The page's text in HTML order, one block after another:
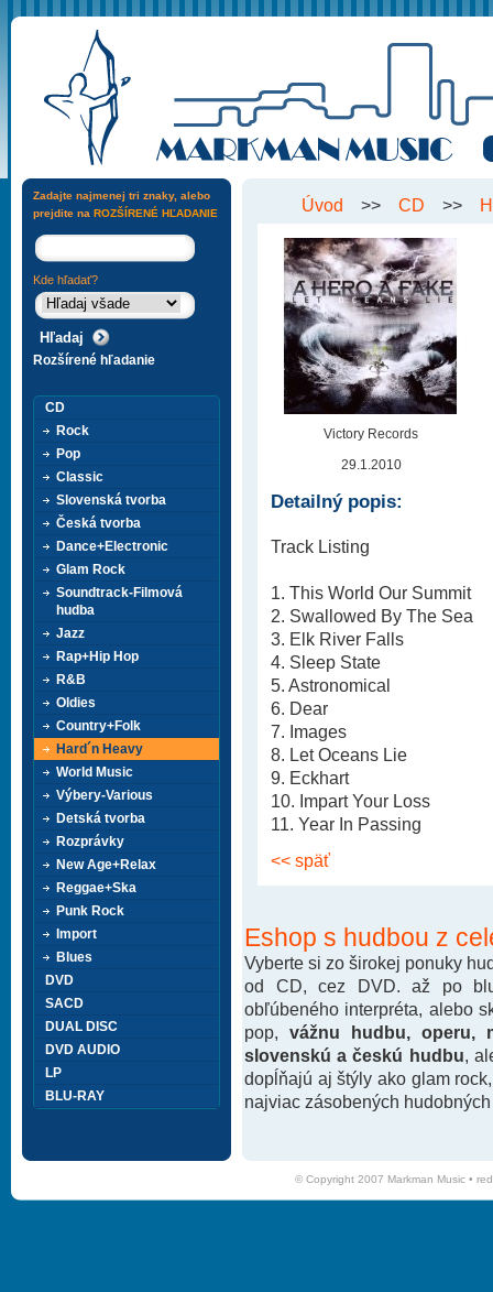
Úvod >> CD >>
Victory Records
29.1.2010
Detailný popis:
Track Listing
1. This World Our Summit
2. Swallowed By The Sea
3. Elk River Falls
4. Sleep State
5. Astronomical
6. Dear
7. Images
8. Let Oceans Lie
9. Eckhart
10. Impart Your Loss
11. Year In Passing
<< späť
Eshop s hudbou z
Vyberte si zo širokej ponuky
od CD, cez DVD. až po
obľúbeného interpréta, alebo
pop, vážnu hudbu, operu,
slovenskú a českú hudbu ,
dopĺňajú aj štýly ako glam
najviac zásobených
Zadajte najmenej tri znaky, alebo
prejdite na ROZŠÍRENÉ HĽADANIE
Kde hľadať?
Rozšírené hľadanie
CD
Rock
Pop
Classic
Slovenská tvorba
Česká tvorba
Dance+Electronic
Glam Rock
Soundtrack-Filmová
hudba
Jazz
Rap+Hip Hop
R&B
Oldies
Country+Folk
Hard´n Heavy
World Music
Výbery-Various
Detská tvorba
Rozprávky
New Age+Relax
Reggae+Ska
Punk Rock
Import
Blues
DVD
SACD
DUAL DISC
DVD AUDIO
LP
BLU-RAY
© Copyright 2007 Markman Music •